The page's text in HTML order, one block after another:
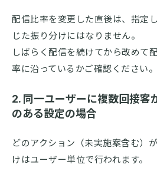
配信比率を変更した直後は、指定
じた振り分けにはなりません。
しばらく配信を続けてから改めて
率に沿っているかご確認ください。
2. 同一ユーザーに複数回接客
のある設定の場合
どのアクション（未実施案含む）
けはユーザー単位で行われます。